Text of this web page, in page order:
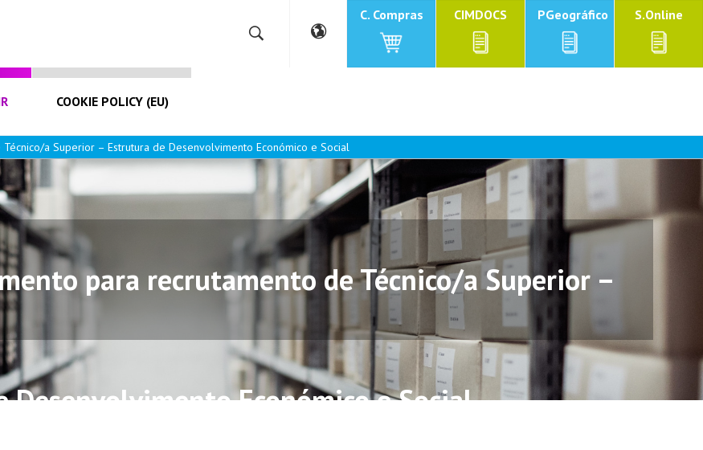
COOKIE POLICY (EU)
C. Compras CIMDOCS PGeográfico S.Online
a Superior – Estrutura de Desenvolvimento Económico e Social
para recrutamento de Técnico/a Superior –
Desenvolvimento Económico e Social